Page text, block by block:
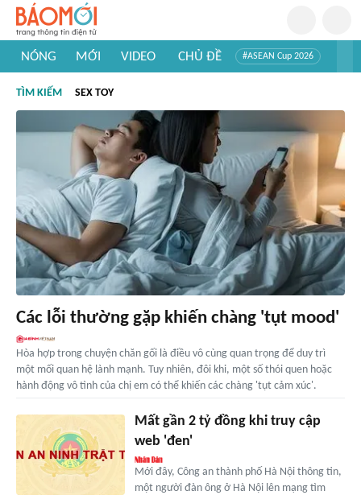
NÓNG MỚI VIDEO CHỦ ĐỀ #ASEAN Cup 2026
#Khám phá Việt Nam
TÌM KIẾM SEX TOY
Các lỗi thường gặp khiến chàng 'tụt mood'
Hòa hợp trong chuyện chăn gối là điều vô cùng quan trọng để duy trì
một mối quan hệ lành mạnh. Tuy nhiên, đôi khi, một số thói quen hoặc
hành động vô tình của chị em có thể khiến các chàng 'tụt cảm xúc'.
Mất gần 2 tỷ đồng khi truy cập
web 'đen'
Mới đây, Công an thành phố Hà Nội thông tin,
một người đàn ông ở Hà Nội lên mạng tìm